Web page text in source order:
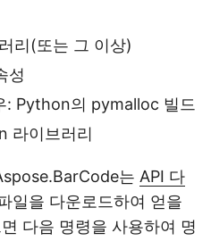
리(또는 그 이상)
성
Python의 pymalloc 빌드
라이브러리
는 API 다
일을 다운로드하여 얻을
다음 명령을 사용하여 명